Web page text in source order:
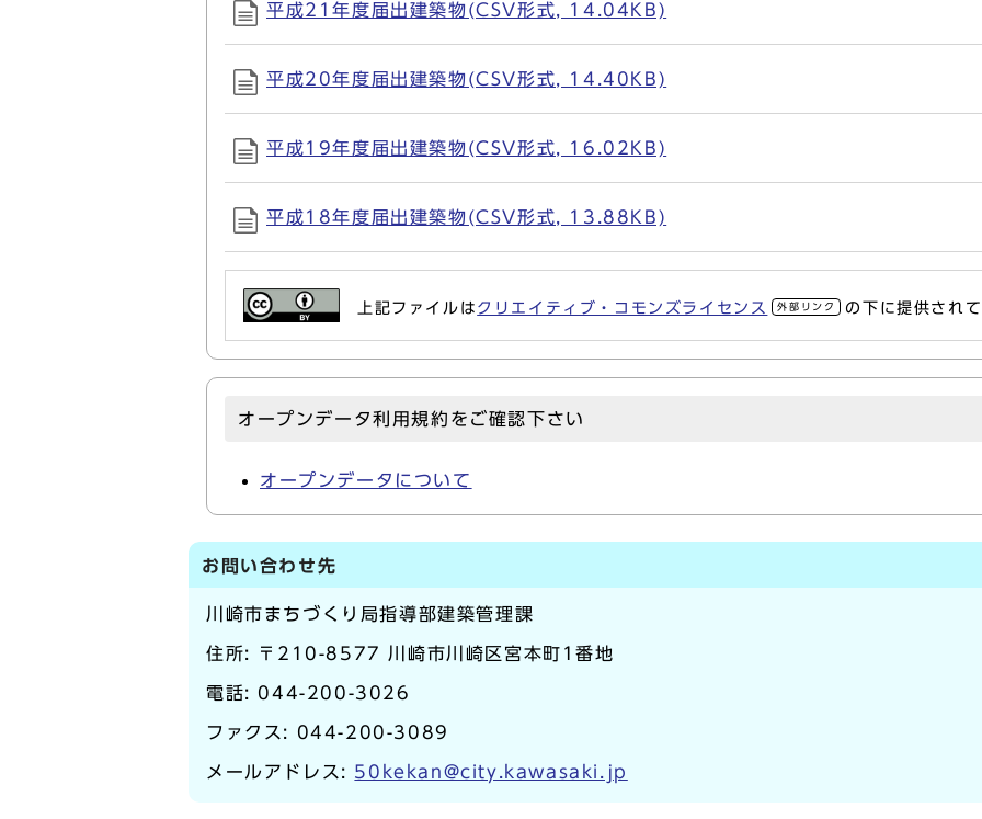
平成21年度届出建築物(CSV形式, 14.04KB)
平成20年度届出建築物(CSV形式, 14.40KB)
平成19年度届出建築物(CSV形式, 16.02KB)
平成18年度届出建築物(CSV形式, 13.88KB)
上記ファイルは クリエイティブ・コモンズライセンス 外部リンク の下に提供されて
オープンデータ利用規約をご確認下さい
オープンデータについて
お問い合わせ先
川崎市まちづくり局指導部建築管理課
住所: 〒210-8577 川崎市川崎区宮本町1番地
電話: 044-200-3026
ファクス: 044-200-3089
メールアドレス: 50kekan@city.kawasaki.jp